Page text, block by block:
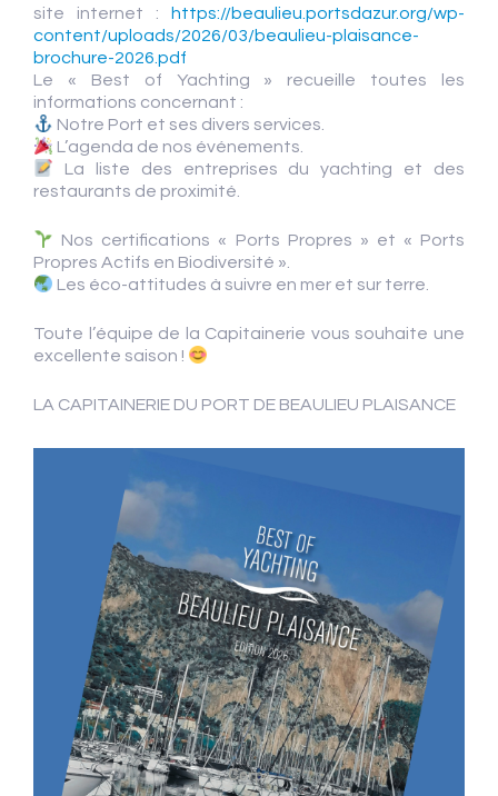
site internet :
https://beaulieu.portsdazur.org/wp-
content/uploads/2026/03/beaulieu-plaisance-
brochure-2026.pdf
Le « Best of Yachting » recueille toutes les
informations concernant :
Notre Port et ses divers services.
L’agenda de nos événements.
La liste des entreprises du yachting et des
restaurants de proximité.
Nos certifications « Ports Propres » et « Ports
Propres Actifs en Biodiversité ».
Les éco-attitudes à suivre en mer et sur terre.
Toute l’équipe de la Capitainerie vous souhaite une
excellente saison !
LA CAPITAINERIE DU PORT DE BEAULIEU PLAISANCE